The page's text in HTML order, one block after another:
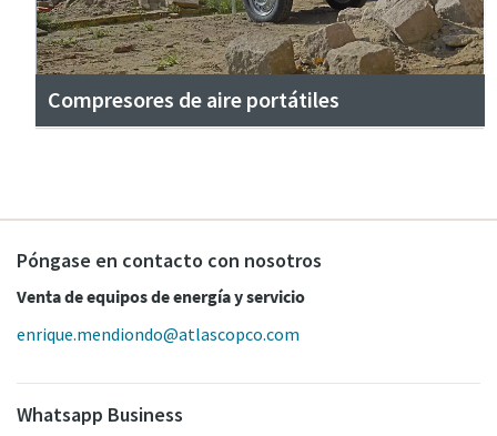
Compresores de aire portátiles
Póngase en contacto con nosotros
Venta de equipos de energía y servicio
enrique.mendiondo@atlascopco.com
Whatsapp Business